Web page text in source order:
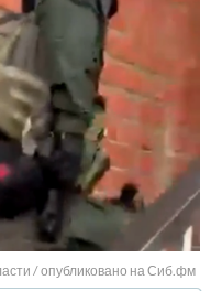
/ опубликовано на Сиб.фм